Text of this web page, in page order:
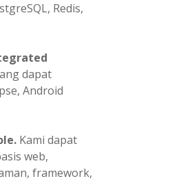
Redis,
dapat
Android
Kami dapat
web,
framework,